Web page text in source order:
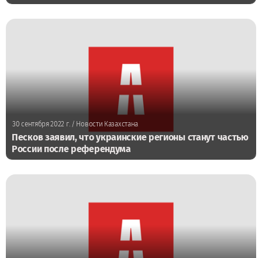
30 сентября 2022 г./ Новости Казахстана
Песков заявил, что украинские регионы станут частью
России после референдума